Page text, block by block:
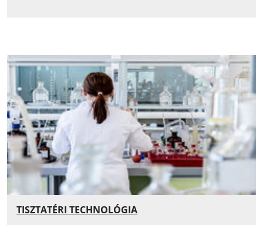
TISZTATÉRI TECHNOLÓGIA